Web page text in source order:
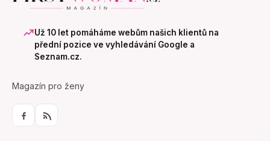
Už 10 let pomáháme webům našich klientů na
přední pozice ve vyhledávání Google a
Seznam.cz.
Magazín pro ženy